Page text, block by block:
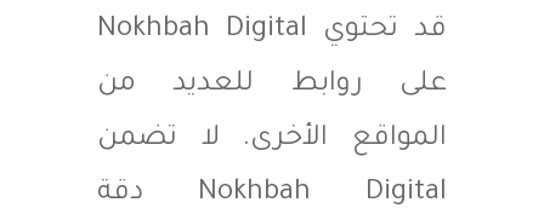
قد تحتوي Nokhbah Digital
على روابط للعديد من
المواقع الأخرى. لا تضمن
Nokhbah Digital دقة